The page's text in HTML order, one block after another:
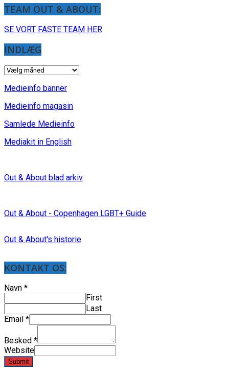
TEAM OUT & ABOUT:
SE VORT FASTE TEAM HER
INDLÆG
INDLÆG
Medieinfo banner
Medieinfo magasin
Samlede Medieinfo
Mediakit in English
Out & About blad arkiv
Out & About - Copenhagen LGBT+ Guide
Out & About's historie
KONTAKT OS:
Navn *
First
Last
Email *
Besked *
Website
Submit